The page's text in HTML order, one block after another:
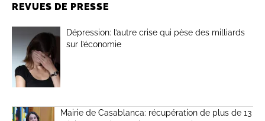
REVUES DE PRESSE
Dépression: l’autre crise qui pèse des milliards
sur l’économie
Mairie de Casablanca: récupération de plus de 13